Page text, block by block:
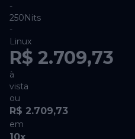
-
250Nits
-
Linux
R$ 2.709,73
à
vista
ou
R$ 2.709,73
em